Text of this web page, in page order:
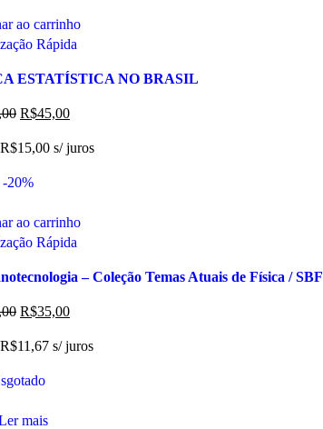
ao carrinho
Rápida
ESTATÍSTICA NO BRASIL
R$45,00
R$15,00 s/ juros
-20%
ao carrinho
Rápida
– Coleção Temas Atuais de Física / SBF
R$35,00
R$11,67 s/ juros
mais